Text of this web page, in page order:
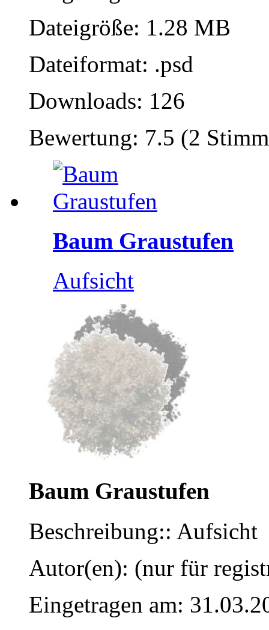
Dateigröße: 1.28 MB
Dateiformat: .psd
Downloads: 126
Bewertung: 7.5 (2
Baum Graustufen
Aufsicht
Baum Graustufen
Beschreibung:: Aufsicht
Autor(en): (nur für
Eingetragen am: